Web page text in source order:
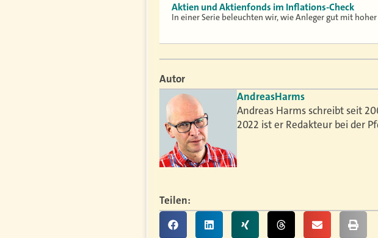
Aktien und Aktienfonds im Inflations-Check
In einer Serie beleuchten wir, wie Anleger gut mit
Autor
AndreasHarms
Andreas Harms schreibt seit
2022 ist er Redakteur bei der
Teilen: